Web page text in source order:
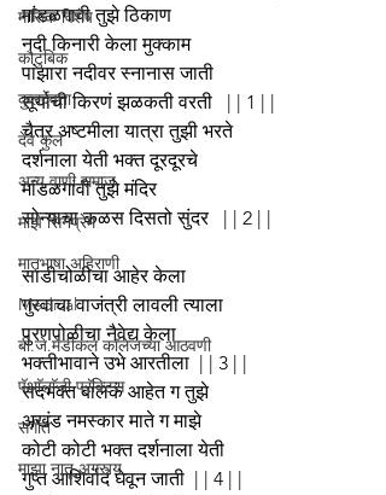
मासिक विशेष
कौटुंबिक
कुलदेवता
देव कुल
अन्य वाणी समाज
माझे सिनेप्रेम
मातृभाषा अहिराणी
Medical
बी.जे.मेडीकल काॅलेजच्या आठवणी
पॅथाॅलाॅजी प्रॅक्टिस
संगीत
माझा नातू अगस्त्य
मांडळगावी तुझे ठिकाण
नदी किनारी केला मुक्काम
पांझारा नदीवर स्नानास जाती
सूर्याची किरणं झळकती वरती   | | 1 | |
चैत्र अष्टमीला यात्रा तुझी भरते
दर्शनाला येती भक्त दूरदूरचे
मांडळगांवी तुझे मंदिर
सोन्याचा कळस दिसतो सुंदर   | | 2 | |
साडीचोळीचा आहेर केला
गुरवाचा वाजंत्री लावली त्याला
पुरणपोळीचा नैवेद्य केला
भक्तीभावाने उभे आरतीला  | | 3 | |
सदभक्त बालकं आहेत ग तुझे
अखंड नमस्कार माते ग माझे
कोटी कोटी भक्त दर्शनाला येती
गुप्त आशिर्वाद घेवून जाती  | | 4 | |